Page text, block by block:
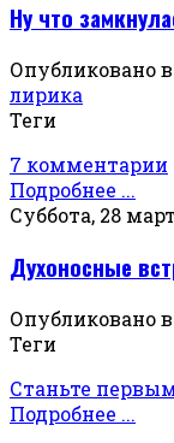
Ну что
Опубликовано в
лирика
Теги
7 комментарии
Подробнее ...
Суббота, 28
Духоносные
Опубликовано в
Теги
Станьте
Подробнее ...